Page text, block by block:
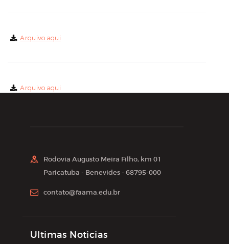
ÁREA DO ALUNO
Arquivo aqui
Arquivo aqui
Rodovia Augusto Meira Filho, km 01
Paricatuba - Benevides - 68795-000
contato@faama.edu.br
Ultimas Noticias